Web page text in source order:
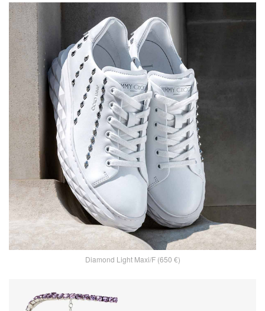
Diamond Light Maxi/F (650 €)